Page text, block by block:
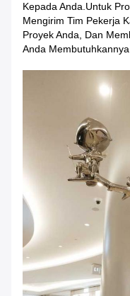
Kepada Anda.Untuk
Mengirim Tim Pekerja
Proyek Anda, Dan
Anda